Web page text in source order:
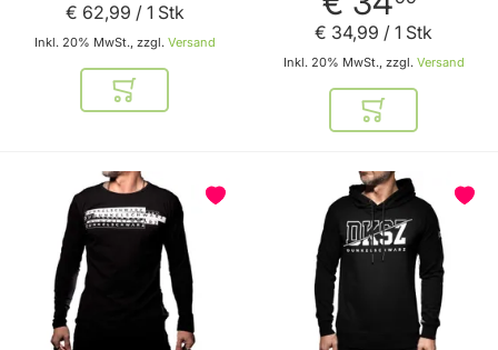
Inkl. 20% MwSt., zzgl. Versand
€ 62,99 / 1 Stk
In den Warenkorb
Inkl. 20% MwSt., zzgl. Versand
€ 34,99 / 1 Stk
In den